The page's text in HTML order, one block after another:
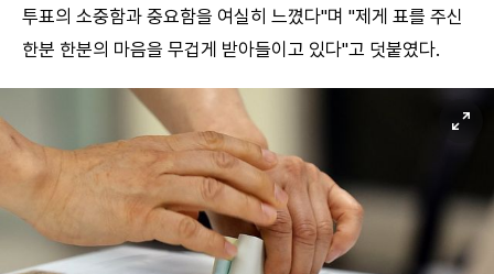
투표의 소중함과 중요함을 여실히 느꼈다"며 "제게 표를 주신
한분 한분의 마음을 무겁게 받아들이고 있다"고 덧붙였다.